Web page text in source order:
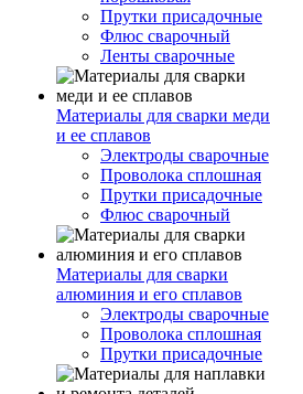
Прутки присадочные
Флюс сварочный
Ленты сварочные
Материалы для сварки меди
и ее сплавов
Электроды сварочные
Проволока сплошная
Прутки присадочные
Флюс сварочный
Материалы для сварки
алюминия и его сплавов
Электроды сварочные
Проволока сплошная
Прутки присадочные